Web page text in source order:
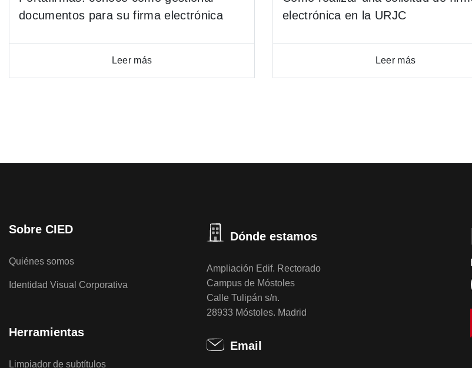
documentos para su firma electrónica
Leer más
electrónica en la URJC
Leer más
Sobre CIED
Quiénes somos
Identidad Visual Corporativa
Herramientas
Limpiador de subtítulos
Dónde estamos
Ampliación Edif. Rectorado
Campus de Móstoles
Calle Tulipán s/n.
28933 Móstoles. Madrid
Email